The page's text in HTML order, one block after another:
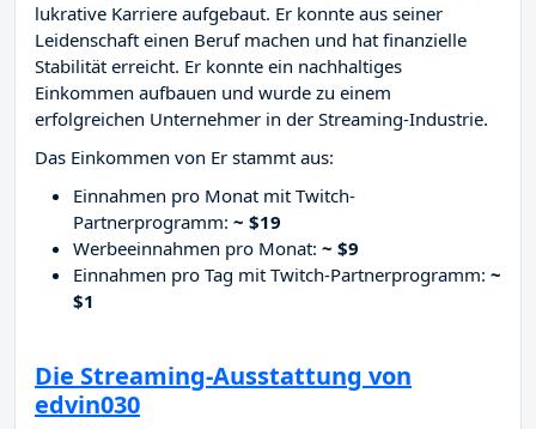
lukrative Karriere aufgebaut. Er konnte aus seiner
Leidenschaft einen Beruf machen und hat finanzielle
Stabilität erreicht. Er konnte ein nachhaltiges
Einkommen aufbauen und wurde zu einem
erfolgreichen Unternehmer in der Streaming-Industrie.
Das Einkommen von Er stammt aus:
Einnahmen pro Monat mit Twitch-
Partnerprogramm: ~ $19
Werbeeinnahmen pro Monat: ~ $9
Einnahmen pro Tag mit Twitch-Partnerprogramm: ~
$1
Die Streaming-Ausstattung von
edvin030